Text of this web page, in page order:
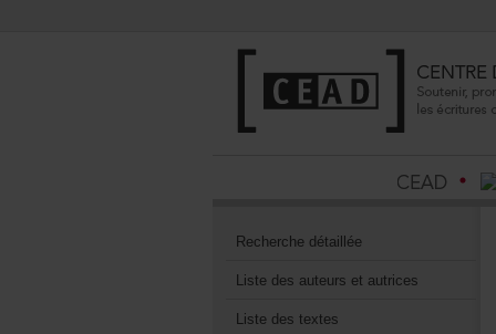
Recherchedétaillée
Listedesauteursetautrices
Listedestextes